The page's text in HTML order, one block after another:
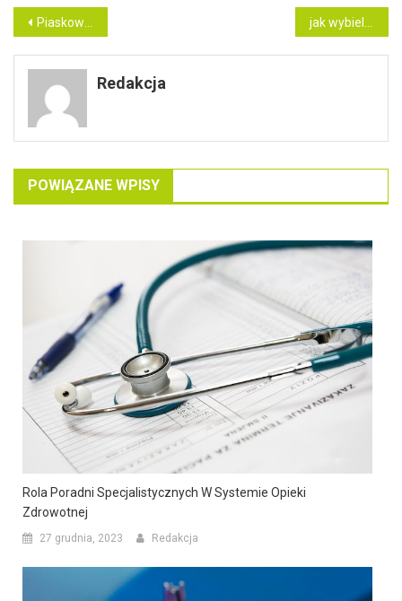
Nawigacja
wpisu
Piaskowanie zębów, a skaling – porównanie metod usuwania kamienia nazębnego
Redakcja
POWIĄZANE WPISY
Rola Poradni Specjalistycznych W Systemie Opieki
Zdrowotnej
27 grudnia, 2023 Redakcja